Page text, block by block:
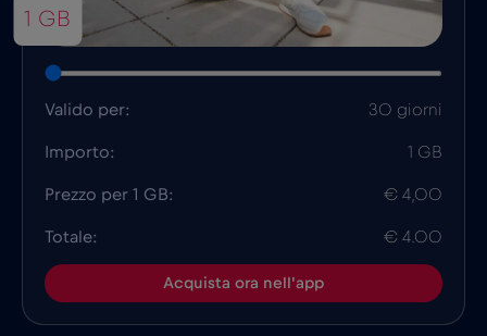
1 GB
Valido per: 30 giorni
Importo: 1 GB
Prezzo per 1 GB: € 4,00
Totale: € 4.00
Acquista ora nell'app